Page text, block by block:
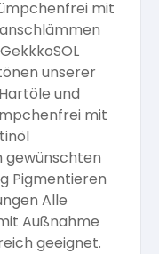
mit
unserer
und
mit
gewünschten
Pigmentieren
Alle
Außnahme
geeignet.